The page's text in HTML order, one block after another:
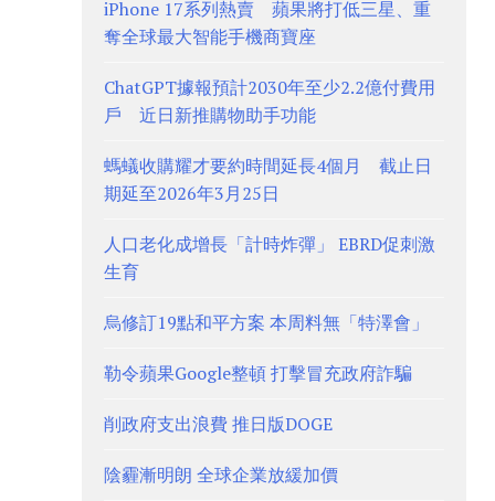
iPhone 17系列熱賣 蘋果將打低三星、重
奪全球最大智能手機商寶座
ChatGPT據報預計2030年至少2.2億付費用
戶 近日新推購物助手功能
螞蟻收購耀才要約時間延長4個月 截止日
期延至2026年3月25日
人口老化成增長「計時炸彈」 EBRD促刺激
生育
烏修訂19點和平方案 本周料無「特澤會」
勒令蘋果Google整頓 打擊冒充政府詐騙
削政府支出浪費 推日版DOGE
陰霾漸明朗 全球企業放緩加價